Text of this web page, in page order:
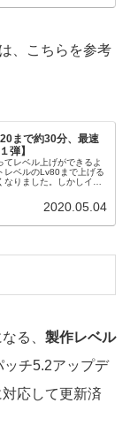
、こちらを参考
まで約30分、最速
弾】
てレベル上げができるよ
レベルのLv80まで上げる
りました。しかしイシ
2020.05.04
る、 製作レベル
ッチ5.2アップデ
応して更新済